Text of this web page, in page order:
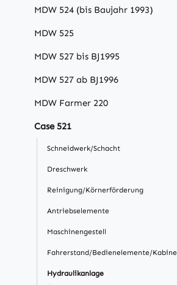
MDW 524 (bis Baujahr 1993)
MDW 525
MDW 527 bis BJ1995
MDW 527 ab BJ1996
MDW Farmer 220
Case 521
Schneidwerk/Schacht
Dreschwerk
Reinigung/Körnerförderung
Antriebselemente
Maschinengestell
Fahrerstand/Bedienelemente/Kabine
Hydraulikanlage